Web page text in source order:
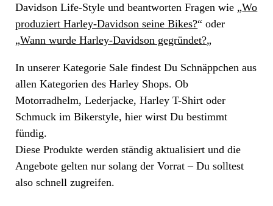
Davidson Life-Style und beantworten Fragen wie „Wo
produziert Harley-Davidson seine Bikes?“ oder
„Wann wurde Harley-Davidson gegründet?„
In unserer Kategorie Sale findest Du Schnäppchen aus
allen Kategorien des Harley Shops. Ob
Motorradhelm, Lederjacke, Harley T-Shirt oder
Schmuck im Bikerstyle, hier wirst Du bestimmt
fündig.
Diese Produkte werden ständig aktualisiert und die
Angebote gelten nur solang der Vorrat – Du solltest
also schnell zugreifen.